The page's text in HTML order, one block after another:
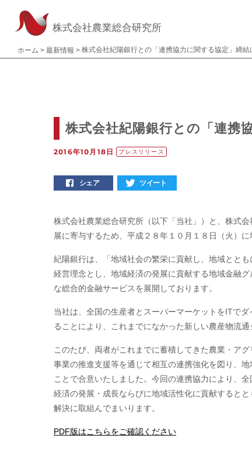
株式会社農業総合研究所
ホーム > 最新情報 > 株式会社紀陽銀行との「連携協力に関する協定」締結
株式会社紀陽銀行との「連携
2016年10月18日 プレスリリース
シェア ツイート
株式会社農業総合研究所（以下「当社」）と、株式
展に寄与するため、平成２８年１０月１８日（火）
紀陽銀行は、「地域社会の繁栄に貢献し、地域とと
経営理念とし、地域経済の発展に貢献する地域金融
な総合的金融サービスを展開しております。
当社は、全国の生産者とスーパーマーケットをITで
ることにより、これまでになかった新しい農産物流
このたび、両者がこれまでに蓄積してきた農業・ア
事業の推進支援等を通じて相互の連携強化を図り、
ことで合意いたしました。今回の連携協力により、
経済の発展・成長ならびに地域活性化に貢献すると
解決に取組んでまいります。
PDF版はこちらをご確認ください